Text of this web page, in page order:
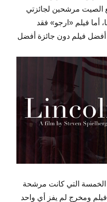
الصيت مرشحين لجائزتي
أما فيلم «ارجو» فقد
أفضل فيلم دون جائزة أفضل
الخمسة التي كانت مرشحة
ومخرج لم يفز أي واحد